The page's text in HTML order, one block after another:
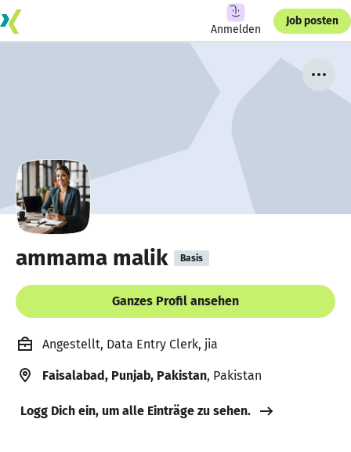
Anmelden
Job posten
ammama malik Basis
Ganzes Profil ansehen
Angestellt, Data Entry Clerk, jia
Faisalabad, Punjab, Pakistan, Pakistan
Logg Dich ein, um alle Einträge zu sehen.